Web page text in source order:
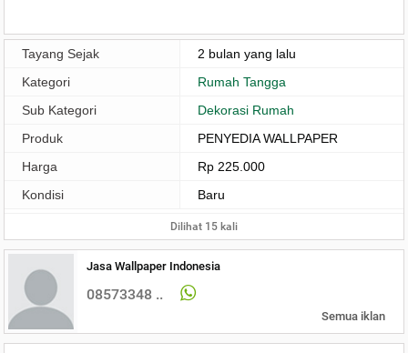
Tayang Sejak
2 bulan yang lalu
Kategori
Rumah Tangga
Sub Kategori
Dekorasi Rumah
Produk
PENYEDIA WALLPAPER
Harga
Rp 225.000
Kondisi
Baru
Dilihat 15 kali
Jasa Wallpaper Indonesia
08573348 ..
Semua iklan